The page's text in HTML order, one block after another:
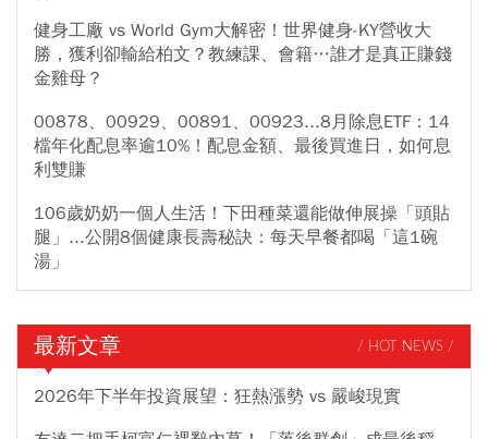
健身工廠 vs World Gym大解密！世界健身-KY營收大
勝，獲利卻輸給柏文？教練課、會籍…誰才是真正賺錢
金雞母？
00878、00929、00891、00923...8月除息ETF：14
檔年化配息率逾10%！配息金額、最後買進日，如何息
利雙賺
106歲奶奶一個人生活！下田種菜還能做伸展操「頭貼
腿」...公開8個健康長壽秘訣：每天早餐都喝「這1碗
湯」
最新文章 / HOT NEWS /
2026年下半年投資展望：狂熱漲勢 vs 嚴峻現實